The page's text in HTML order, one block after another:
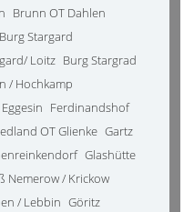
Brunn OT Dahlen
Burg Stargard
Loitz Burg Stargrad
/ Hochkamp
Eggesin Ferdinandshof
OT Glienke Gartz
Glashütte
Nemerow / Krickow
/ Lebbin Göritz